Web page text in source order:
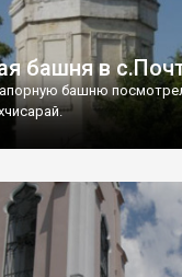
башня в
башню